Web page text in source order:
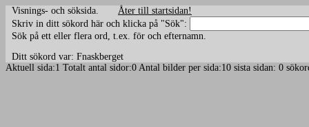
Visnings- och söksida. Åter till startsidan!
Skriv in ditt sökord här och klicka på "Sök":
Sök på ett eller flera ord, t.ex. för och efternamn.
Ditt sökord var: Fnaskberget
Aktuell sida:1 Totalt antal sidor:0 Antal bilder per sida:10 sista sidan: 0